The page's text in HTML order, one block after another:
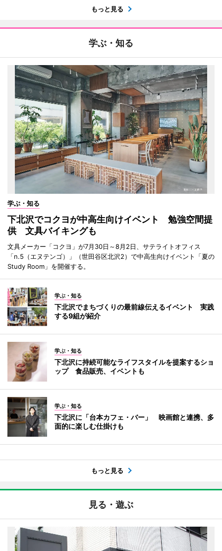
もっと見る
学ぶ・知る
学ぶ・知る
下北沢でコクヨが中高生向けイベント 勉強空間提
供 文具バイキングも
文具メーカー「コクヨ」が7月30日～8月2日、サテライトオフィス
「n.5（エヌテンゴ）」（世田谷区北沢2）で中高生向けイベント「夏の
Study Room」を開催する。
学ぶ・知る
下北沢でまちづくりの最前線伝えるイベント 実践
する9組が紹介
学ぶ・知る
下北沢に持続可能なライフスタイルを提案するショ
ップ 食品販売、イベントも
学ぶ・知る
下北沢に「台本カフェ・バー」 映画館と連携、多
面的に楽しむ仕掛けも
もっと見る
見る・遊ぶ